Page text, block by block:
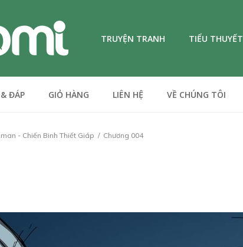
TRUYỆN TRANH TIỂU THUYẾT
ĐÁP GIỎ HÀNG LIÊN HỆ VỀ CHÚNG TÔI
- Chiến Binh Thiết Giáp Chương 004